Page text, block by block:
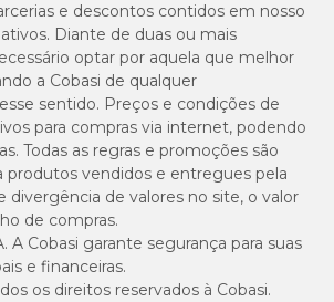
e descontos contidos em nosso
Diante de duas ou mais
optar por aquela que melhor
a Cobasi de qualquer
sentido. Preços e condições de
para compras via internet, podendo
Todas as regras e promoções são
produtos vendidos e entregues pela
divergência de valores no site, o valor
de compras.
A Cobasi garante segurança para suas
e financeiras.
os direitos reservados à Cobasi.